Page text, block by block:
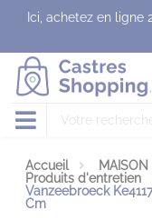
Ici, achetez en
Accueil MAISON
Produits d'entretien
Vanzeebroeck
Cm
Panneau de gestion des